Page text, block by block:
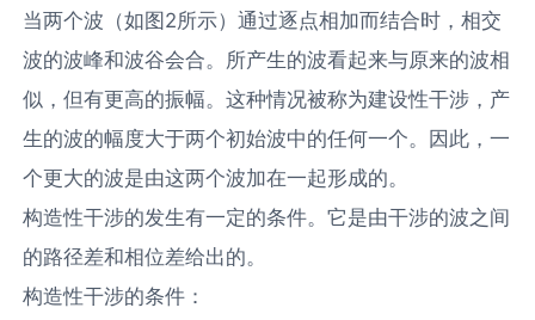
当两个波（如图2所示）通过逐点相加而结合时，相交
波的波峰和波谷会合。所产生的波看起来与原来的波相
似，但有更高的振幅。这种情况被称为建设性干涉，产
生的波的幅度大于两个初始波中的任何一个。因此，一
个更大的波是由这两个波加在一起形成的。
构造性干涉的发生有一定的条件。它是由干涉的波之间
的路径差和相位差给出的。
构造性干涉的条件：